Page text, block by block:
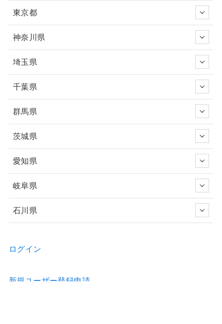
東京都
神奈川県
埼玉県
千葉県
群馬県
茨城県
愛知県
岐阜県
石川県
ログイン
新規ユーザー登録申請